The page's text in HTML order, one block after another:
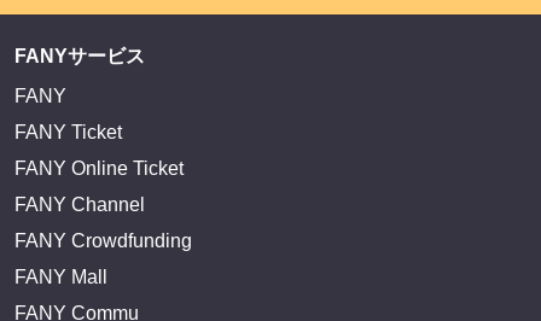
FANYサービス
FANY
FANY Ticket
FANY Online Ticket
FANY Channel
FANY Crowdfunding
FANY Mall
FANY Commu